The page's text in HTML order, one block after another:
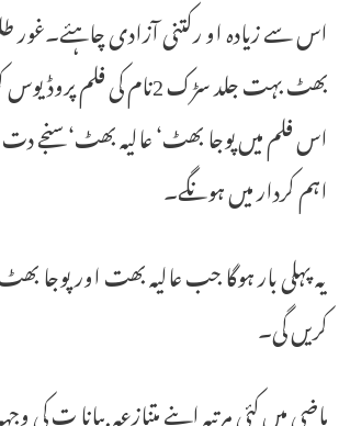
اس سے زیادہ او رکتنی آزادی
بھٹ بہت جلد سڑک 2نام کی
اس فلم میں پوجا بھٹ‘ عالیہ بھٹ‘ سنجے دت
اہم کردار میں ہونگے۔
یہ پہلی بار ہوگا جب عالیہ بھت اورپوجا
کریں گی۔
ماضی میں کئی مرتبہ اپنے متنازعہ بیانا ت